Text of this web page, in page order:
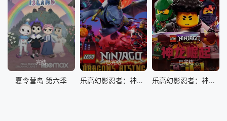
完结
夏令营岛 第六季
已完结
乐高幻影忍者：神龙崛起第二季
已完结
乐高幻影忍者：神龙崛起第三季